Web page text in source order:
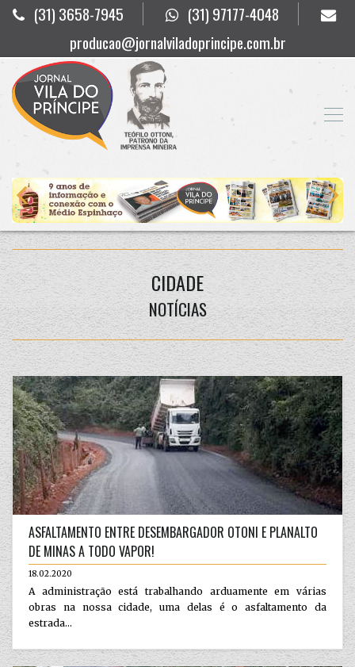
(31) 3658-7945
(31) 97177-4048
producao@jornalviladoprincipe.com.br
CIDADE
NOTÍCIAS
ASFALTAMENTO ENTRE DESEMBARGADOR OTONI E PLANALTO
DE MINAS A TODO VAPOR!
18.02.2020
A administração está trabalhando arduamente em várias
obras na nossa cidade, uma delas é o asfaltamento da
estrada...